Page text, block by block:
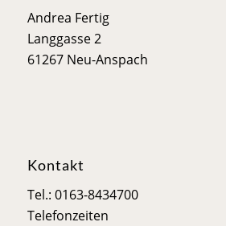
Andrea Fertig
Langgasse 2
61267 Neu-Anspach
Kontakt
Tel.: 0163-8434700
Telefonzeiten